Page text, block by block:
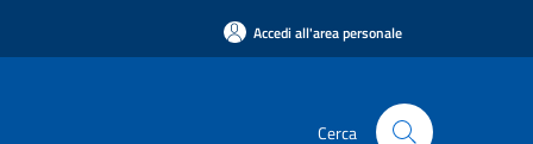
Accedi all'area personale
Cerca